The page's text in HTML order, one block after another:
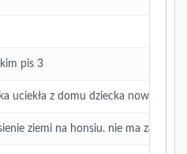
pis 3
uciekła z domu dziecka nowy 2
ziemi na honsiu. nie ma